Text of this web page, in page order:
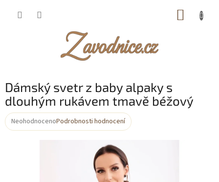
Dámský svetr z baby alpaky s
dlouhým rukávem tmavě béžový
Průměrné
NeohodnocenoPodrobnosti hodnocení